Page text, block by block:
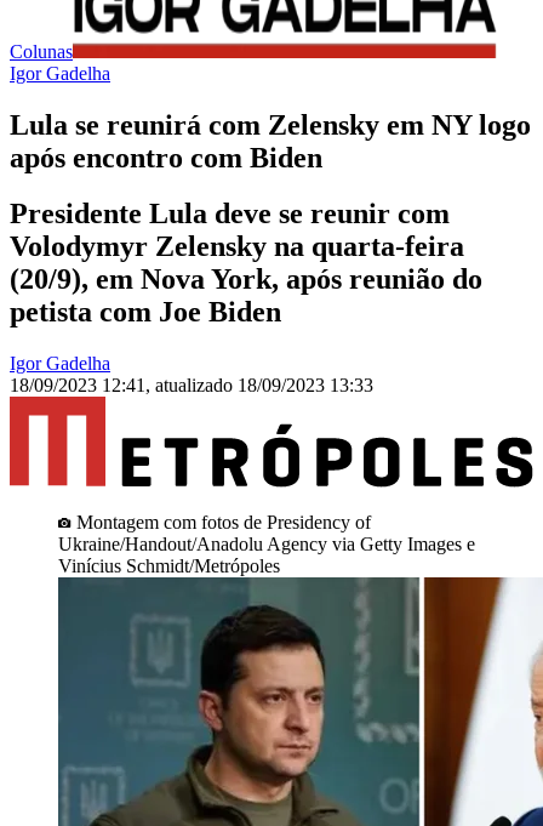
Colunas
Igor Gadelha
Lula se reunirá com Zelensky em NY logo
após encontro com Biden
Presidente Lula deve se reunir com
Volodymyr Zelensky na quarta-feira
(20/9), em Nova York, após reunião do
petista com Joe Biden
Igor Gadelha
18/09/2023 12:41 , atualizado 18/09/2023 13:33
Montagem com fotos de Presidency of
Ukraine/Handout/Anadolu Agency via Getty Images e
Vinícius Schmidt/Metrópoles